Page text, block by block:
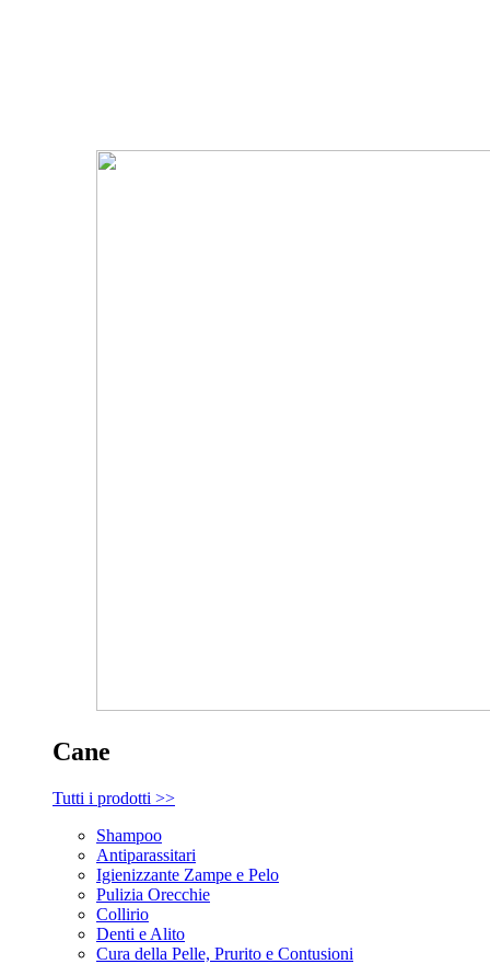
Cane
Tutti i prodotti >>
Shampoo
Antiparassitari
Igienizzante Zampe e Pelo
Pulizia Orecchie
Collirio
Denti e Alito
Cura della Pelle, Prurito e Contusioni